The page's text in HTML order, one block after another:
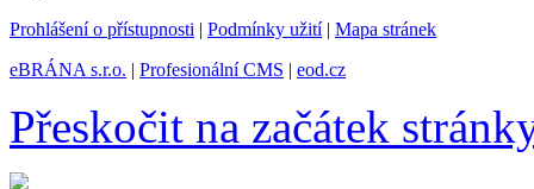
Prohlášení o přístupnosti | Podmínky užití| Mapa stránek
eBRÁNA s.r.o. | Profesionální CMS | eod.cz
Přeskočit na začátek